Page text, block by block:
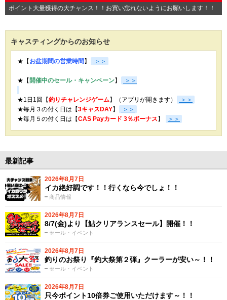
ポイント大量獲得の大チャンス！！お買い忘れないようにお願いします！！
キャスティングからのお知らせ
★【お盆期間の営業時間】 ＞＞
★【開催中のセール・キャンペーン】 ＞＞
★1日1回【釣りチャレンジゲーム】（アプリが開きます）
＞＞
★毎月３の付く日は【3キャスDAY】
＞＞
★毎月５の付く日は【CAS Payカード 3％ボーナス】 ＞＞
最新記事
2026年8月7日
商品情報
イカ絶好調です！！行くなら今でしょ！！
2026年8月7日
セール・イベント
8/7(金)より【鮎クリアランスセール】開催！！
2026年8月7日
セール・イベント
釣りのお祭り『釣大祭第２弾』クーラーが安い～！！
2026年8月7日
只今ポイント10倍券ご使用いただけます～！！